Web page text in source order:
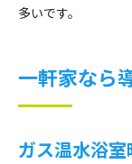
多いです。
一軒家なら
ガス温水浴